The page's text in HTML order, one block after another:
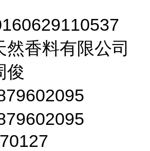
香料有限公司
俊